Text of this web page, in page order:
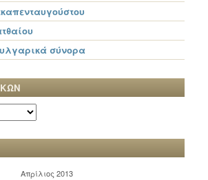
σύνορα
Απρίλιος 2013